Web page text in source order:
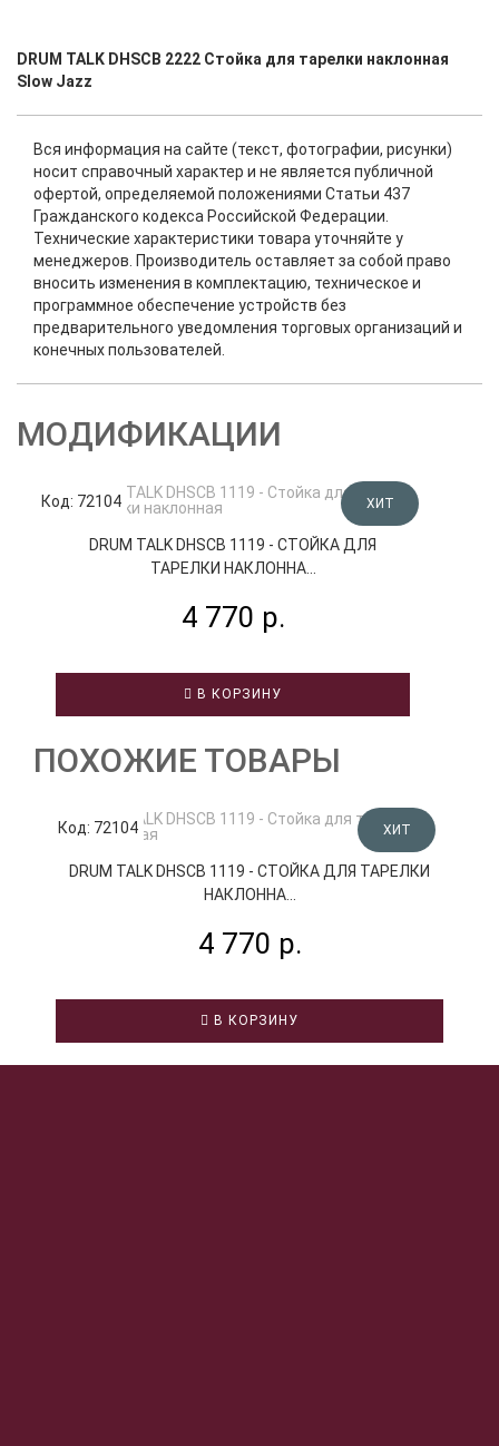
DRUM TALK DHSCB 2222 Стойка для тарелки наклонная
Slow Jazz
Вся информация на сайте (текст, фотографии, рисунки)
носит справочный характер и не является публичной
офертой, определяемой положениями Статьи 437
Гражданского кодекса Российской Федерации.
Технические характеристики товара уточняйте у
менеджеров. Производитель оставляет за собой право
вносить изменения в комплектацию, техническое и
программное обеспечение устройств без
предварительного уведомления торговых организаций и
конечных пользователей.
МОДИФИКАЦИИ
Код: 72104 ХИТ
DRUM TALK DHSCB 1119 - СТОЙКА ДЛЯ
ТАРЕЛКИ НАКЛОННА...
4 770 р.
В КОРЗИНУ
ПОХОЖИЕ ТОВАРЫ
Код: 72104 ХИТ
DRUM TALK DHSCB 1119 - СТОЙКА ДЛЯ ТАРЕЛКИ
НАКЛОННА...
4 770 р.
В КОРЗИНУ